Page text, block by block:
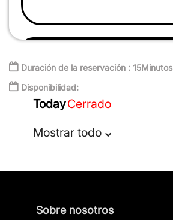
Duración de la reservación : 15Minutos
Disponibilidad:
TodayCerrado
Mostrar todo
Sobre nosotros